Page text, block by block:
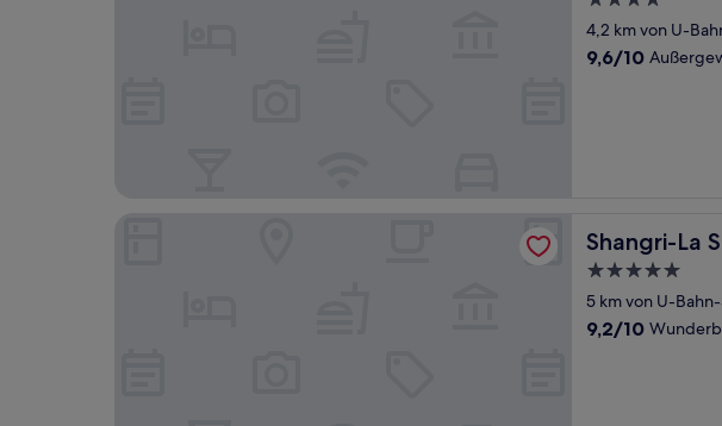
Sterne-
Unterkunft
4,2 km von U-
9.6
9,6/10
Shangri-La
Shangri-La
5.0-
Sterne-
Unterkunft
5 km von U-
9.2
9,2/10